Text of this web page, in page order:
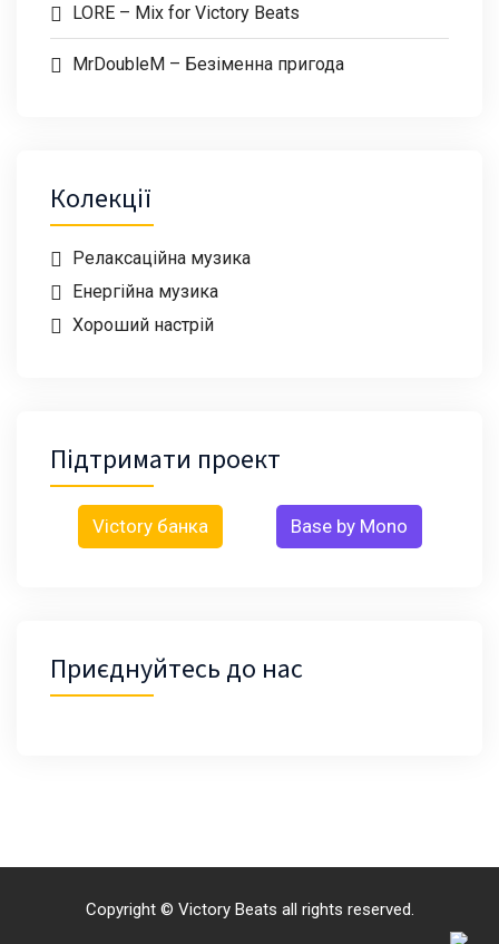
LORE – Mix for Victory Beats
MrDoubleM – Безіменна пригода
Колекції
Релаксаційна музика
Енергійна музика
Хороший настрій
Підтримати проект
Victory банка Base by Mono
Приєднуйтесь до нас
Copyright © Victory Beats all rights reserved.